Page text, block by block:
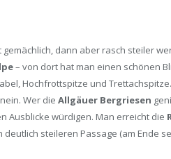
dann aber rasch steiler
– von dort hat man einen schönen
Hochfrottspitze und
Wer die Allgäuer Bergriesen
Ausblicke würdigen. Man erreicht die
steileren Passage (am Ende